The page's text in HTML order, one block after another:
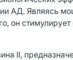
АД. Являясь
он
II,